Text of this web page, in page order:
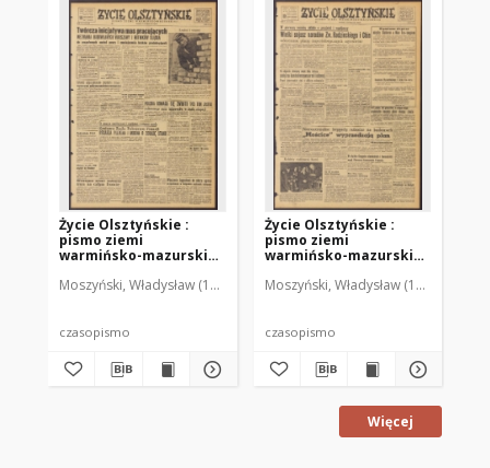
Życie Olsztyńskie :
pismo ziemi
warmińsko-mazurskiej,
Moszyński, Władysław (1922-2001). Red. Mroczkowski, Włodzimierz
czasopismo
Życie Olsztyńskie :
pismo ziemi
warmińsko-mazurskiej,
Moszyński, Władysław (1922-2001).
czasopismo
Więcej